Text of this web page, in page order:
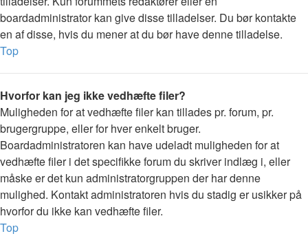
boardadministrator kan give disse tilladelser. Du bør kontakte
en af disse, hvis du mener at du bør have denne tilladelse.
Top
Hvorfor kan jeg ikke vedhæfte filer?
Muligheden for at vedhæfte filer kan tillades pr. forum, pr.
brugergruppe, eller for hver enkelt bruger.
Boardadministratoren kan have udeladt muligheden for at
vedhæfte filer i det specifikke forum du skriver indlæg i, eller
måske er det kun administratorgruppen der har denne
mulighed. Kontakt administratoren hvis du stadig er usikker på
hvorfor du ikke kan vedhæfte filer.
Top